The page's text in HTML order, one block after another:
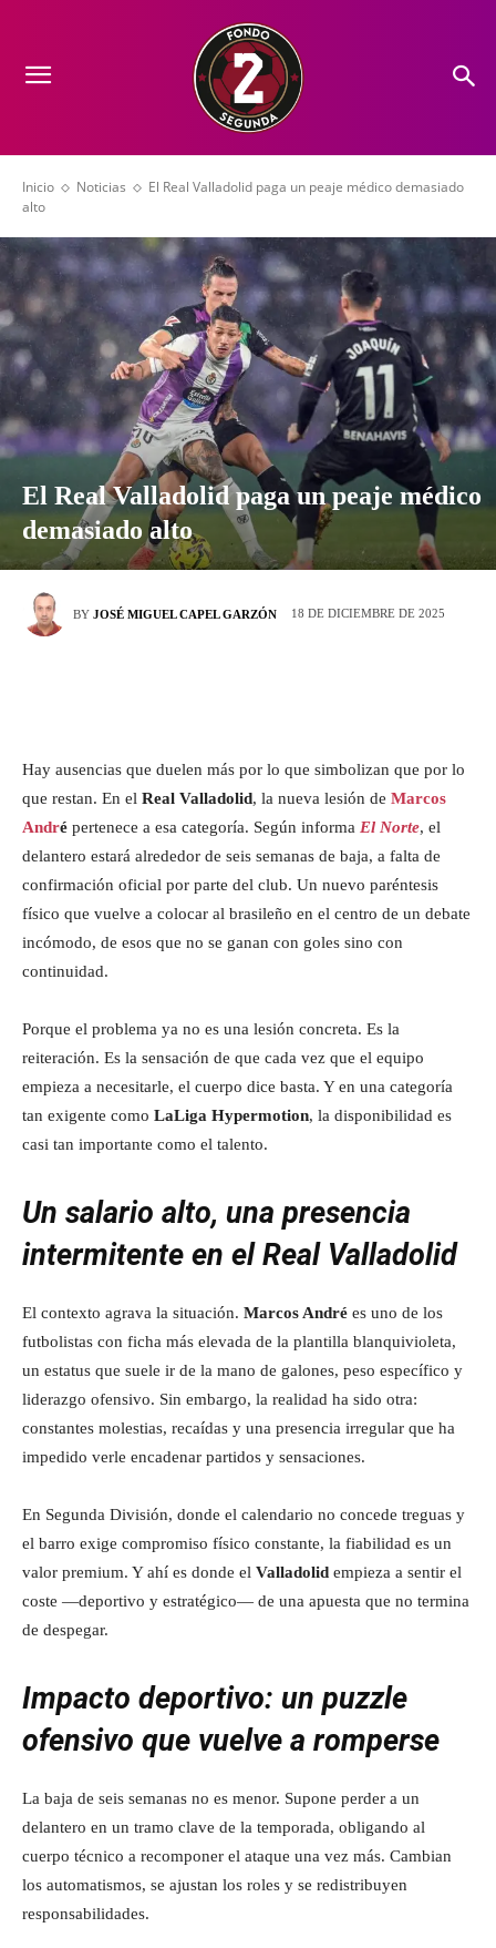
Inicio Noticias
El Real Valladolid paga un peaje médico demasiado
alto
El Real Valladolid paga un peaje médico
demasiado alto
BY JOSÉ MIGUEL CAPEL GARZÓN 18 DE DICIEMBRE DE 2025
Hay ausencias que duelen más por lo que simbolizan que por lo
que restan. En el Real Valladolid, la nueva lesión de Marcos
André pertenece a esa categoría. Según informa El Norte, el
delantero estará alrededor de seis semanas de baja, a falta de
confirmación oficial por parte del club. Un nuevo paréntesis
físico que vuelve a colocar al brasileño en el centro de un debate
incómodo, de esos que no se ganan con goles sino con
continuidad.
Porque el problema ya no es una lesión concreta. Es la
reiteración. Es la sensación de que cada vez que el equipo
empieza a necesitarle, el cuerpo dice basta. Y en una categoría
tan exigente como LaLiga Hypermotion, la disponibilidad es
casi tan importante como el talento.
Un salario alto, una presencia
intermitente en el Real Valladolid
El contexto agrava la situación. Marcos André es uno de los
futbolistas con ficha más elevada de la plantilla blanquivioleta,
un estatus que suele ir de la mano de galones, peso específico y
liderazgo ofensivo. Sin embargo, la realidad ha sido otra:
constantes molestias, recaídas y una presencia irregular que ha
impedido verle encadenar partidos y sensaciones.
En Segunda División, donde el calendario no concede treguas y
el barro exige compromiso físico constante, la fiabilidad es un
valor premium. Y ahí es donde el Valladolid empieza a sentir el
coste —deportivo y estratégico— de una apuesta que no termina
de despegar.
Impacto deportivo: un puzzle
ofensivo que vuelve a romperse
La baja de seis semanas no es menor. Supone perder a un
delantero en un tramo clave de la temporada, obligando al
cuerpo técnico a recomponer el ataque una vez más. Cambian
los automatismos, se ajustan los roles y se redistribuyen
responsabilidades.